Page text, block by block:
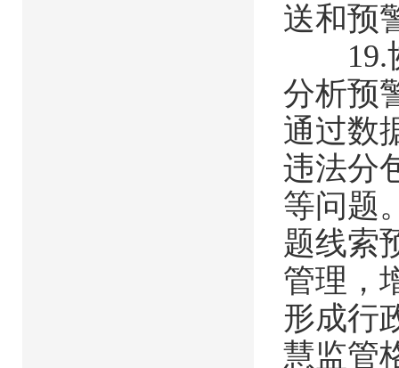
送和预
19.协
分析预
通过数
违法分
等问题
题线索
管理，
形成行
慧监管